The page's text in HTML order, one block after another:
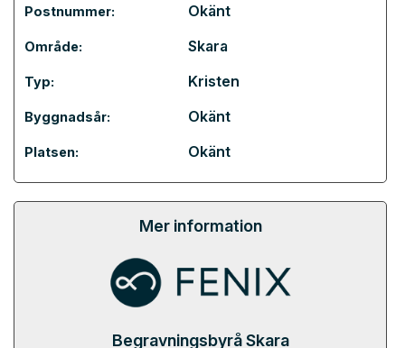
Postnummer: Okänt
Område: Skara
Typ: Kristen
Byggnadsår: Okänt
Platsen: Okänt
Mer information
Begravningsbyrå Skara